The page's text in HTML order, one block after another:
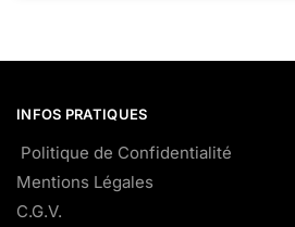
INFOS PRATIQUES
Politique de Confidentialité
Mentions Légales
C.G.V.